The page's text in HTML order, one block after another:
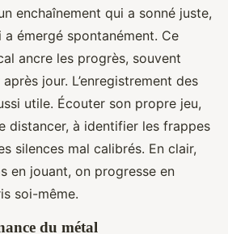
enchaînement qui a sonné juste,
a émergé spontanément. Ce
ancre les progrès, souvent
jour. L’enregistrement des
utile. Écouter son propre jeu,
distancer, à identifier les frappes
silences mal calibrés. En clair,
en jouant, on progresse en
soi-même.
du métal